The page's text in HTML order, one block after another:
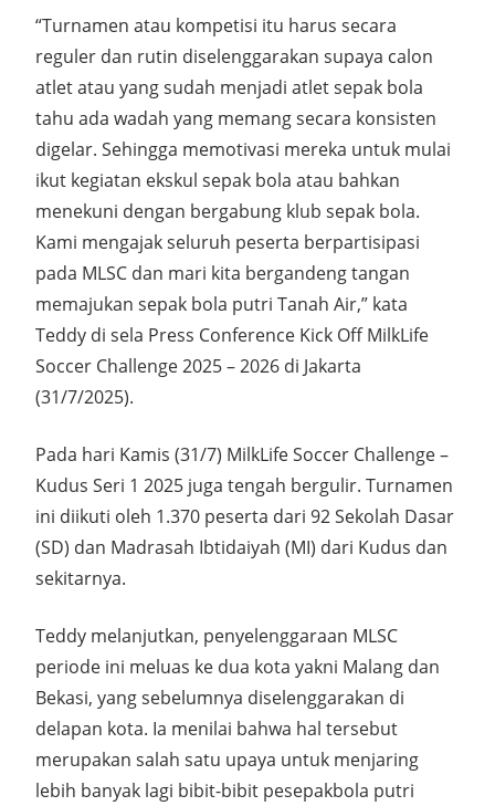
“Turnamen atau kompetisi itu harus secara
reguler dan rutin diselenggarakan supaya calon
atlet atau yang sudah menjadi atlet sepak bola
tahu ada wadah yang memang secara konsisten
digelar. Sehingga memotivasi mereka untuk mulai
ikut kegiatan ekskul sepak bola atau bahkan
menekuni dengan bergabung klub sepak bola.
Kami mengajak seluruh peserta berpartisipasi
pada MLSC dan mari kita bergandeng tangan
memajukan sepak bola putri Tanah Air,” kata
Teddy di sela Press Conference Kick Off MilkLife
Soccer Challenge 2025 – 2026 di Jakarta
(31/7/2025).
Pada hari Kamis (31/7) MilkLife Soccer Challenge –
Kudus Seri 1 2025 juga tengah bergulir. Turnamen
ini diikuti oleh 1.370 peserta dari 92 Sekolah Dasar
(SD) dan Madrasah Ibtidaiyah (MI) dari Kudus dan
sekitarnya.
Teddy melanjutkan, penyelenggaraan MLSC
periode ini meluas ke dua kota yakni Malang dan
Bekasi, yang sebelumnya diselenggarakan di
delapan kota. Ia menilai bahwa hal tersebut
merupakan salah satu upaya untuk menjaring
lebih banyak lagi bibit-bibit pesepakbola putri